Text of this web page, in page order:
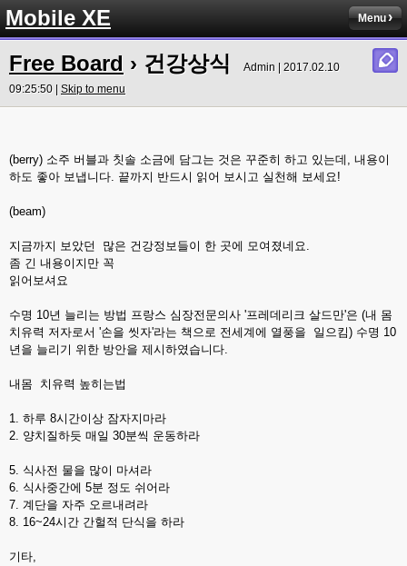
Mobile XE Menu
Free Board › 건강상식
Admin | 2017.02.10
09:25:50 | Skip to menu
(berry) 소주 버블과 칫솔 소금에 담그는 것은 꾸준히 하고 있는데, 내용이
하도 좋아 보냅니다. 끝까지 반드시 읽어 보시고 실천해 보세요!
(beam)
지금까지 보았던 많은 건강정보들이 한 곳에 모여졌네요.
좀 긴 내용이지만 꼭
읽어보셔요
수명 10년 늘리는 방법 프랑스 심장전문의사 '프레데리크 살드만'은 (내 몸
치유력 저자로서 '손을 씻자'라는 책으로 전세계에 열풍을 일으킴) 수명 10
년을 늘리기 위한 방안을 제시하였습니다.
내몸 치유력 높히는법
1. 하루 8시간이상 잠자지마라
2. 양치질하듯 매일 30분씩 운동하라
5. 식사전 물을 많이 마셔라
6. 식사중간에 5분 정도 쉬어라
7. 계단을 자주 오르내려라
8. 16~24시간 간헐적 단식을 하라
기타,